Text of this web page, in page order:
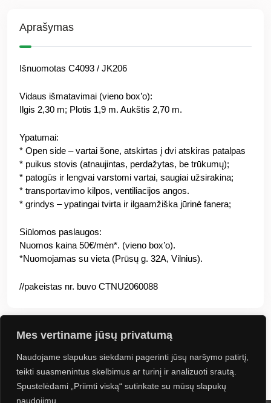
Mes vertiname jūsų privatumą
Naudojame slapukus siekdami pagerinti jūsų naršymo patirtį,
teikti suasmenintus skelbimus ar turinį ir analizuoti srautą.
Spustelėdami „Priimti viską“ sutinkate su mūsų slapukų
naudojimu.
Aprašymas
Išnuomotas C4093 / JK206
Vidaus išmatavimai (vieno box’o):
Ilgis 2,30 m; Plotis 1,9 m. Aukštis 2,70 m.
Ypatumai:
* Open side – vartai šone, atskirtas į dvi atskiras patalpas
* puikus stovis (atnaujintas, perdažytas, be trūkumų);
* patogūs ir lengvai varstomi vartai, saugiai užsirakina;
* transportavimo kilpos, ventiliacijos angos.
* grindys – ypatingai tvirta ir ilgaamžiška jūrinė fanera;
Siūlomos paslaugos:
Nuomos kaina 50€/mėn*. (vieno box’o).
*Nuomojamas su vieta (Prūsų g. 32A, Vilnius).
//pakeistas nr. buvo CTNU2060088
Jus gali sudominti